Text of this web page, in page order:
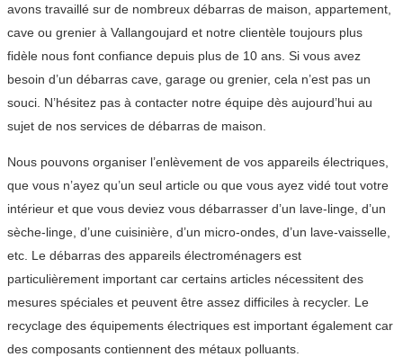
avons travaillé sur de nombreux débarras de maison, appartement,
cave ou grenier à Vallangoujard et notre clientèle toujours plus
fidèle nous font confiance depuis plus de 10 ans. Si vous avez
besoin d’un débarras cave, garage ou grenier, cela n’est pas un
souci. N’hésitez pas à contacter notre équipe dès aujourd’hui au
sujet de nos services de débarras de maison.
Nous pouvons organiser l’enlèvement de vos appareils électriques,
que vous n’ayez qu’un seul article ou que vous ayez vidé tout votre
intérieur et que vous deviez vous débarrasser d’un lave-linge, d’un
sèche-linge, d’une cuisinière, d’un micro-ondes, d’un lave-vaisselle,
etc. Le débarras des appareils électroménagers est
particulièrement important car certains articles nécessitent des
mesures spéciales et peuvent être assez difficiles à recycler. Le
recyclage des équipements électriques est important également car
des composants contiennent des métaux polluants.